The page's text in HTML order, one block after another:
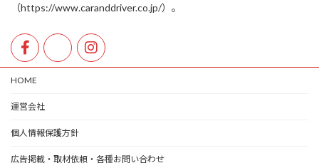
（https://www.caranddriver.co.jp/）。
HOME
運営会社
個人情報保護方針
広告掲載・取材依頼・各種お問い合わせ